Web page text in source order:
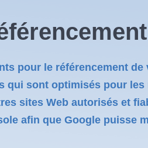
pour le référencement de
qui sont optimisés pour les
sites Web autorisés et
afin que Google puisse